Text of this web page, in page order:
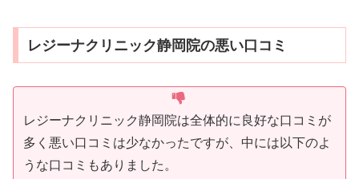
レジーナクリニック静岡院の悪い口コミ
レジーナクリニック静岡院は全体的に良好な口コミが
多く悪い口コミは少なかったですが、中には以下のよ
うな口コミもありました。